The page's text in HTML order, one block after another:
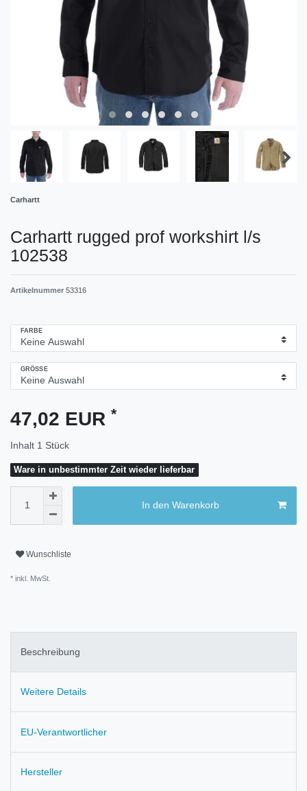
Carhartt
Carhartt rugged prof workshirt l/s
102538
Artikelnummer 53316
FARBE
GRÖSSE
47,02 EUR *
Inhalt 1 Stück
Ware in unbestimmter Zeit wieder lieferbar
In den Warenkorb
Wunschliste
* inkl. MwSt.
Beschreibung
Weitere Details
EU-Verantwortlicher
Hersteller